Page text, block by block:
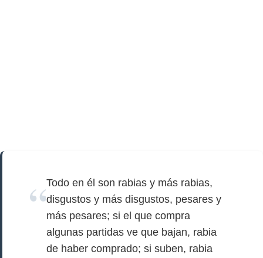
Todo en él son rabias y más rabias,
disgustos y más disgustos, pesares y
más pesares; si el que compra
algunas partidas ve que bajan, rabia
de haber comprado; si suben, rabia